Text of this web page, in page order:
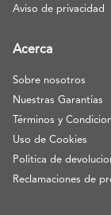
Aviso de privacidad
Acerca
Sobre nosotros
Nuestras Garantías
Términos y
Uso de Cookies
Politica de
Reclamaciones de